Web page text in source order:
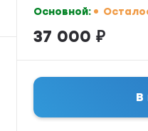
Основной:
37 000 ₽
В